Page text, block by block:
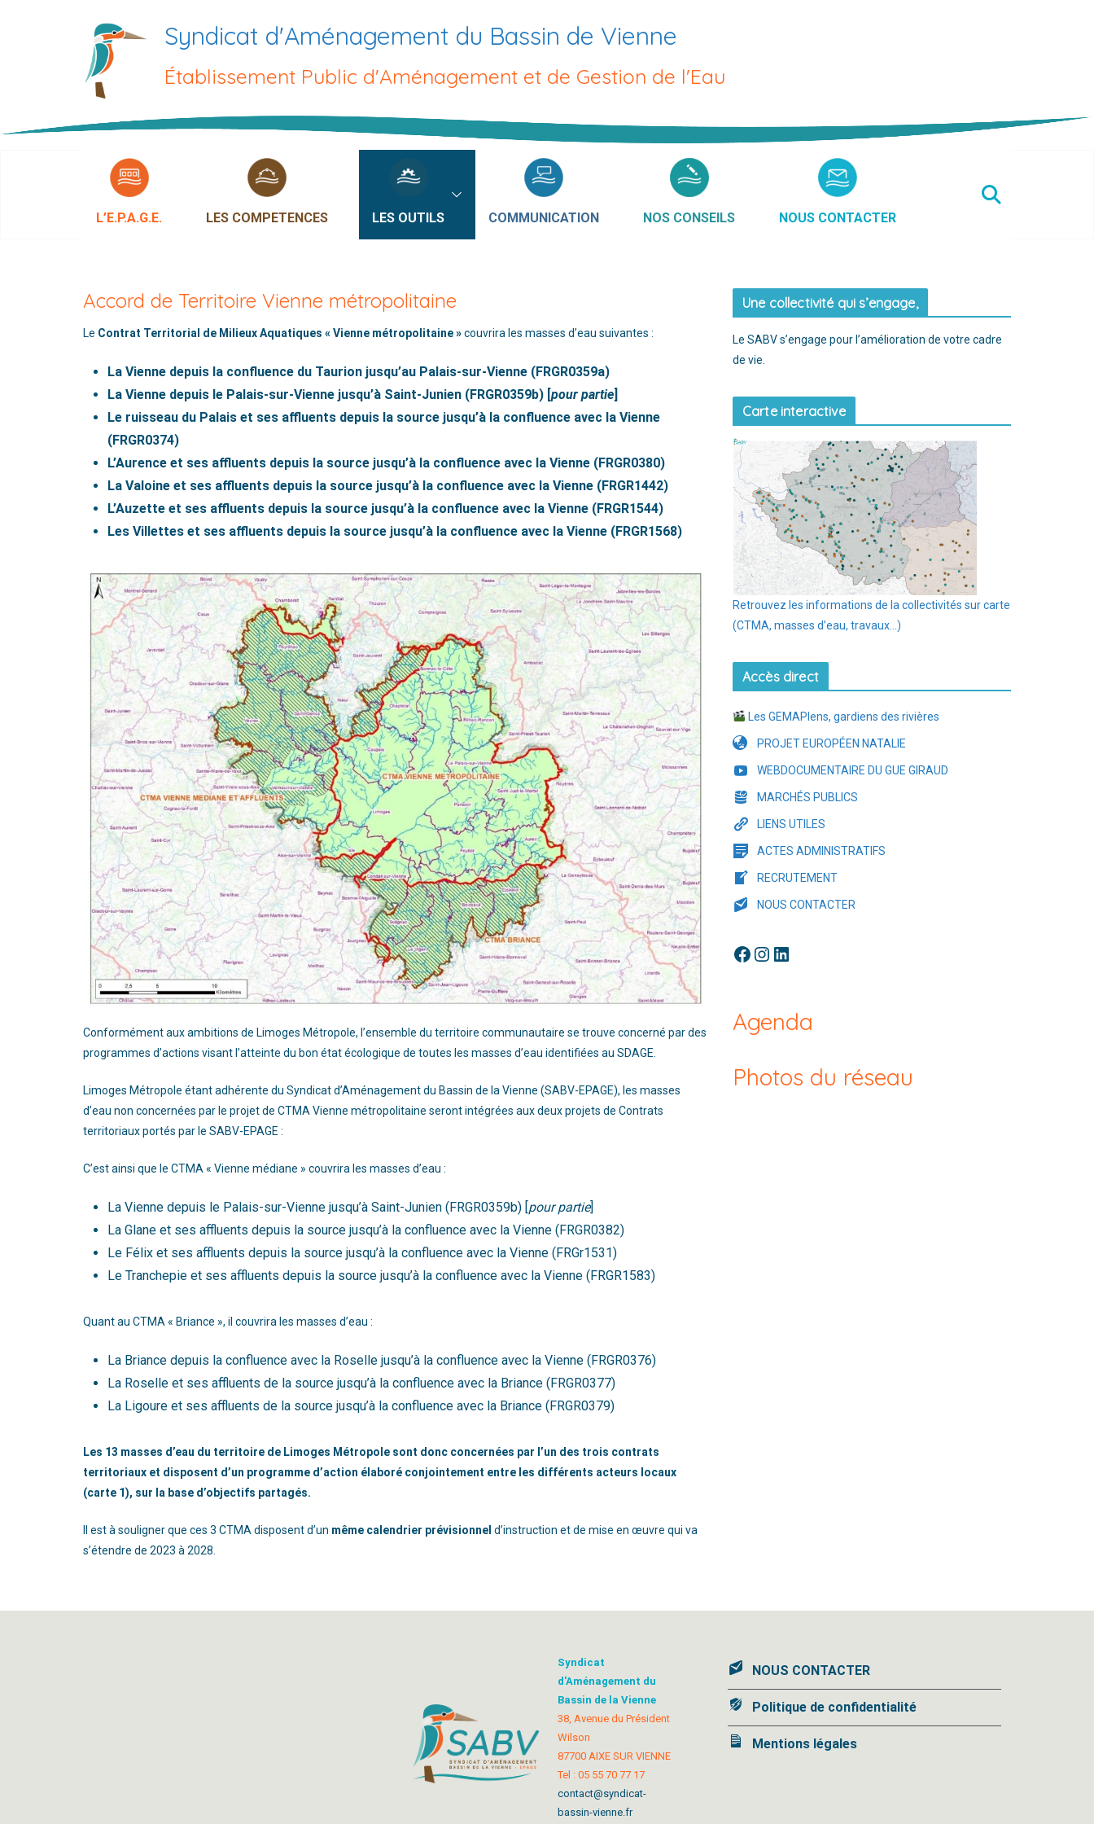
Syndicat d'Aménagement du Bassin de Vienne
Établissement Public d'Aménagement et de Gestion de l'Eau
L’E.P.A.G.E. LES COMPETENCES LES OUTILS COMMUNICATION NOS CONSEILS NOUS CONTACTER
Accord de Territoire Vienne métropolitaine
Le Contrat Territorial de Milieux Aquatiques « Vienne métropolitaine »couvrira les masses d’eau suivantes :
La Vienne depuis la confluence du Taurion jusqu’au Palais-sur-Vienne (FRGR0359a)
La Vienne depuis le Palais-sur-Vienne jusqu’à Saint-Junien (FRGR0359b) [pour partie]
Le ruisseau du Palais et ses affluents depuis la source jusqu’à la confluence avec la Vienne
(FRGR0374)
L’Aurence et ses affluents depuis la source jusqu’à la confluence avec la Vienne (FRGR0380)
La Valoine et ses affluents depuis la source jusqu’à la confluence avec la Vienne (FRGR1442)
L’Auzette et ses affluents depuis la source jusqu’à la confluence avec la Vienne (FRGR1544)
Les Villettes et ses affluents depuis la source jusqu’à la confluence avec la Vienne (FRGR1568)
Conformément aux ambitions de Limoges Métropole, l’ensemble du territoire communautaire se trouve concerné par des
programmes d’actions visant l’atteinte du bon état écologique de toutes les masses d’eau identifiées au SDAGE.
Limoges Métropole étant adhérente du Syndicat d’Aménagement du Bassin de la Vienne (SABV-EPAGE), les masses
d’eau non concernées par le projet de CTMA Vienne métropolitaine seront intégrées aux deux projets de Contrats
territoriaux portés par le SABV-EPAGE :
C’est ainsi que le CTMA « Vienne médiane » couvrira les masses d’eau :
La Vienne depuis le Palais-sur-Vienne jusqu’à Saint-Junien (FRGR0359b) [pour partie]
La Glane et ses affluents depuis la source jusqu’à la confluence avec la Vienne (FRGR0382)
Le Félix et ses affluents depuis la source jusqu’à la confluence avec la Vienne (FRGr1531)
Le Tranchepie et ses affluents depuis la source jusqu’à la confluence avec la Vienne (FRGR1583)
Quant au CTMA « Briance », il couvrira les masses d’eau :
La Briance depuis la confluence avec la Roselle jusqu’à la confluence avec la Vienne (FRGR0376)
La Roselle et ses affluents de la source jusqu’à la confluence avec la Briance (FRGR0377)
La Ligoure et ses affluents de la source jusqu’à la confluence avec la Briance (FRGR0379)
Les 13 masses d’eau du territoire de Limoges Métropole sont donc concernées par l’un des trois contrats
territoriaux et disposent d’un programme d’action élaboré conjointement entre les différents acteurs locaux
(carte 1), sur la base d’objectifs partagés.
Il est à souligner que ces 3 CTMA disposent d’un même calendrier prévisionnel d’instruction et de mise en œuvre qui va
s’étendre de 2023 à 2028.
Une collectivité qui s’engage,
Le SABV s’engage pour l’amélioration de votre cadre
de vie.
Carte interactive
Retrouvez les informations de la collectivités sur carte
(CTMA, masses d’eau, travaux…)
Accès direct
Les GEMAPIens, gardiens des rivières
PROJET EUROPÉEN NATALIE
WEBDOCUMENTAIRE DU GUE GIRAUD
MARCHÉS PUBLICS
LIENS UTILES
ACTES ADMINISTRATIFS
RECRUTEMENT
NOUS CONTACTER
Facebook Instagram LinkedIn
Agenda
Photos du réseau
Syndicat
d'Aménagement du
Bassin de la Vienne
38, Avenue du Président
Wilson
87700 AIXE SUR VIENNE
Tel : 05 55 70 77 17
contact@syndicat-
bassin-vienne.fr
NOUS CONTACTER
Politique de confidentialité
Mentions légales